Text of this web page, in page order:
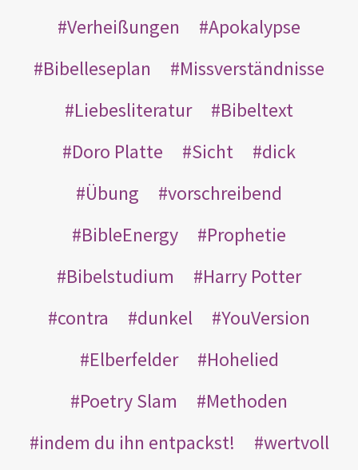
Verheißungen
Apokalypse
Bibelleseplan
Missverständnisse
Liebesliteratur
Bibeltext
Doro Platte
Sicht
dick
Übung
vorschreibend
BibleEnergy
Prophetie
Bibelstudium
Harry Potter
contra
dunkel
YouVersion
Elberfelder
Hohelied
Poetry Slam
Methoden
indem du ihn entpackst!
wertvoll